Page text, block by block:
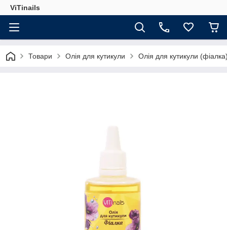
ViTinails
Товари Олія для кутикули Олія для кутикули